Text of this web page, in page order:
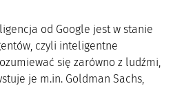
od Google jest w stanie
czyli inteligentne
się zarówno z ludźmi,
je m.in. Goldman Sachs,